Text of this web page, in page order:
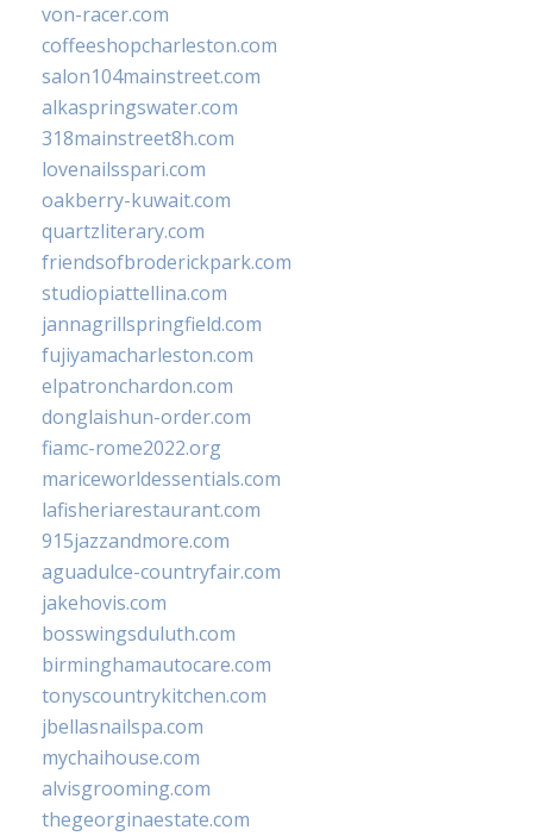
von-racer.com
coffeeshopcharleston.com
salon104mainstreet.com
alkaspringswater.com
318mainstreet8h.com
lovenailsspari.com
oakberry-kuwait.com
quartzliterary.com
friendsofbroderickpark.com
studiopiattellina.com
jannagrillspringfield.com
fujiyamacharleston.com
elpatronchardon.com
donglaishun-order.com
fiamc-rome2022.org
mariceworldessentials.com
lafisheriarestaurant.com
915jazzandmore.com
aguadulce-countryfair.com
jakehovis.com
bosswingsduluth.com
birminghamautocare.com
tonyscountrykitchen.com
jbellasnailspa.com
mychaihouse.com
alvisgrooming.com
thegeorginaestate.com